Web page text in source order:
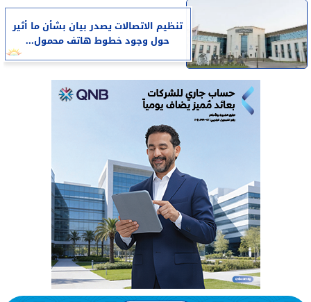
تنظيم الاتصالات يصدر بيان بشأن ما أثير
حول وجود خطوط هاتف محمول...